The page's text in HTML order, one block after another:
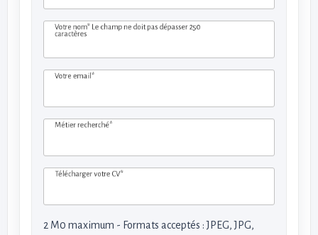
Votre nom* Le champ ne doit pas dépasser 250
caractères
Votre email*
Métier recherché*
Télécharger votre CV*
2 M0 maximum - Formats acceptés : JPEG, JPG,